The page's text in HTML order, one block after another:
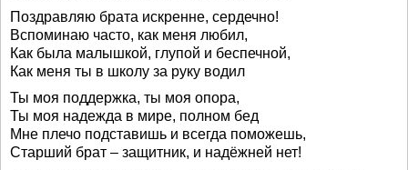
Поздравляю брата искренне, сердечно!
Вспоминаю часто, как меня любил,
Как была малышкой, глупой и беспечной,
Как меня ты в школу за руку водил
Ты моя поддержка, ты моя опора,
Ты моя надежда в мире, полном бед
Мне плечо подставишь и всегда поможешь,
Старший брат – защитник, и надёжней нет!